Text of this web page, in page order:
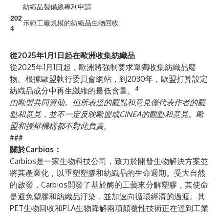
紡織品製備線專利申請
202
4
示範工廠規模的紡織品生物回收
從2025年1月1日起在歐洲收集紡織品
從2025年1月1日起，歐洲將強制要求單獨收集紡織品廢
物。根據歐盟執行委員會網站，到2030年，歐盟打算設定
紡織品成分中再生纖維的最低含量。
4
由歐盟共同資助。但所表達的觀點和意見僅代表作者的觀
點和意見，並不一定反映歐盟或CINEA的觀點和意見。歐
盟和授權機構都不對此負責。
###
關於Carbios：
Carbios是一家生物科技公司，致力於開發生物解決方案並
將其產業化，以重塑塑膠和紡織品的生命週期。受大自然
的啟發，Carbios開發了基於酶的工藝來分解塑膠，其使命
是避免塑膠和紡織品汙染，並加速向循環經濟的過渡。其
PET生物回收和PLA生物降解兩項顛覆性技術正在達到工業